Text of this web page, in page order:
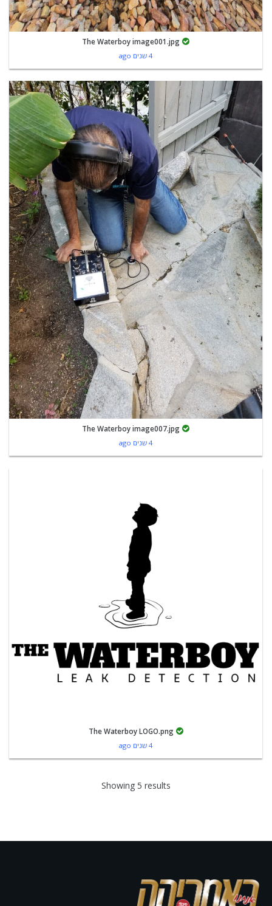
The Waterboy image001.jpg
4 שנים ago
The Waterboy image007.jpg
4 שנים ago
The Waterboy LOGO.png
4 שנים ago
Showing 5 results